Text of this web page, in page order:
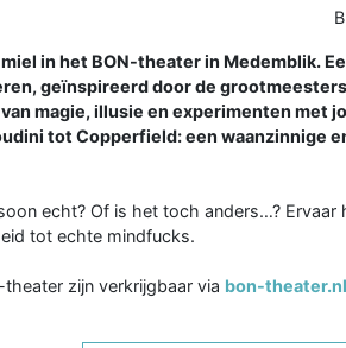
in het BON-theater in Medemblik.
geïnspireerd door de
magie, illusie en experimenten met
tot Copperfield: een waanzinnige
echt? Of is het toch anders…? Ervaar
tot echte mindfucks.
zijn verkrijgbaar via bon-theater.nl